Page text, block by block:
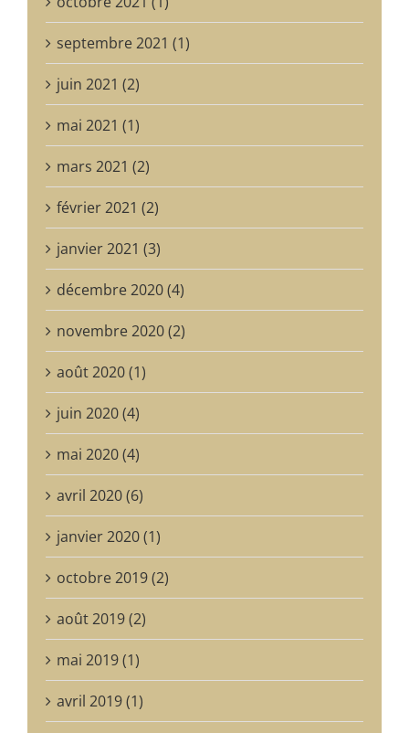
septembre 2021 (1)
juin 2021 (2)
mai 2021 (1)
mars 2021 (2)
février 2021 (2)
janvier 2021 (3)
décembre 2020 (4)
novembre 2020 (2)
août 2020 (1)
juin 2020 (4)
mai 2020 (4)
avril 2020 (6)
janvier 2020 (1)
octobre 2019 (2)
août 2019 (2)
mai 2019 (1)
avril 2019 (1)